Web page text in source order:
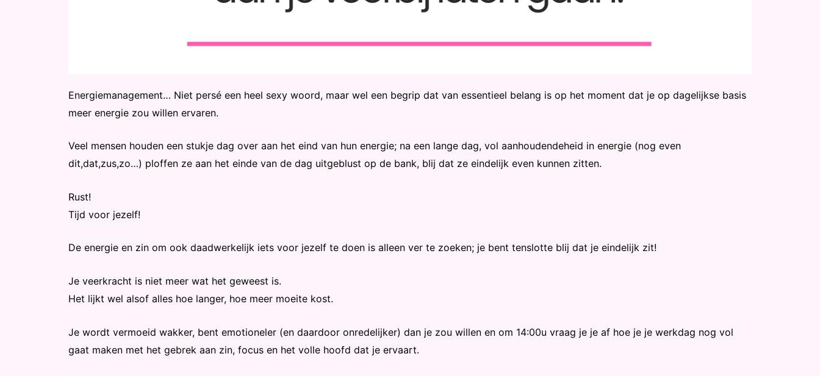
Energiemanagement… Niet persé een heel sexy woord, maar wel een begrip dat van essentieel belang is op het moment dat je op dagelijkse basis
meer energie zou willen ervaren.
Veel mensen houden een stukje dag over aan het eind van hun energie; na een lange dag, vol aanhoudendeheid in energie (nog even
dit,dat,zus,zo…) ploffen ze aan het einde van de dag uitgeblust op de bank, blij dat ze eindelijk even kunnen zitten.
Rust!
Tijd voor jezelf!
De energie en zin om ook daadwerkelijk iets voor jezelf te doen is alleen ver te zoeken; je bent tenslotte blij dat je eindelijk zit!
Je veerkracht is niet meer wat het geweest is.
Het lijkt wel alsof alles hoe langer, hoe meer moeite kost.
Je wordt vermoeid wakker, bent emotioneler (en daardoor onredelijker) dan je zou willen en om 14:00u vraag je je af hoe je je werkdag nog vol
gaat maken met het gebrek aan zin, focus en het volle hoofd dat je ervaart.